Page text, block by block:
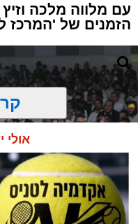
עם מלווה מלכה
הזמנים של 'המרכז
אולי